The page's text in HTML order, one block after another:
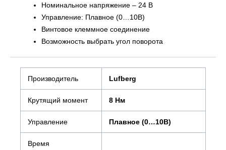
Номинальное напряжение – 24 В
Управление: Плавное (0…10В)
Винтовое клеммное соединение
Возможность выбрать угол поворота
Производитель Lufberg
Крутящий момент 8 Нм
Управление Плавное (0…10В)
Время